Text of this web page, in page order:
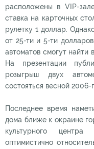
расположены в VIP-
ставка на карточных
рулетку 1 доллар.
от 25-ти и 5-ти
автоматов смогут найти
На презентации
розыгрыш двух
состояться весной 2006-
Последнее время
дома ближе к окраине
культурного
оптимистично